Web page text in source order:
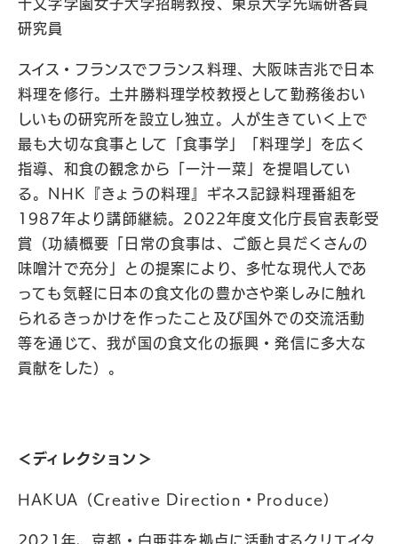
十文字学園女子大学招聘教授、東京大学先端研客員
研究員
スイス・フランスでフランス料理、大阪味吉兆で日本
料理を修行。土井勝料理学校教授として勤務後おい
しいもの研究所を設立し独立。人が生きていく上で
最も大切な食事として「食事学」「料理学」を広く
指導、和食の観念から「一汁一菜」を提唱してい
る。NHK『きょうの料理』ギネス記録料理番組を
1987年より講師継続。2022年度文化庁長官表彰受
賞（功績概要「日常の食事は、ご飯と具だくさんの
味噌汁で充分」との提案により、多忙な現代人であ
っても気軽に日本の食文化の豊かさや楽しみに触れ
られるきっかけを作ったこと及び国外での交流活動
等を通じて、我が国の食文化の振興・発信に多大な
貢献をした）。
＜ディレクション＞
HAKUA（Creative Direction・Produce）
2021年、京都・白亜荘を拠点に活動するクリエイタ